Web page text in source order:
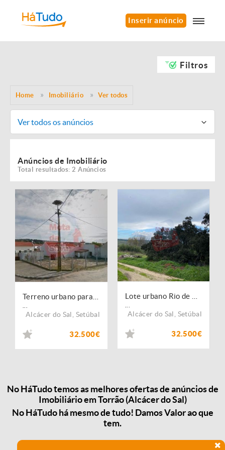
Inserir anúncio
Filtros
Home Imobiliário Ver todos
Ver todos os anúncios
Anúncios de Imobiliário
Total resultados: 2 Anúncios
Alcácer do Sal Setúbal
32.500€
Alcácer do Sal Setúbal
32.500€
No HáTudo temos as melhores ofertas de anúncios de
Imobiliário em Torrão (Alcácer do Sal)
No HáTudo há mesmo de tudo! Damos Valor ao que
tem.